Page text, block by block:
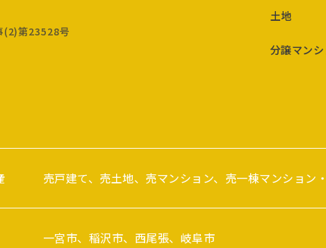
(2)第23528号
土地
分譲マン
売戸建て、売土地、売マンション、売一棟マンション
一宮市、稲沢市、西尾張、岐阜市